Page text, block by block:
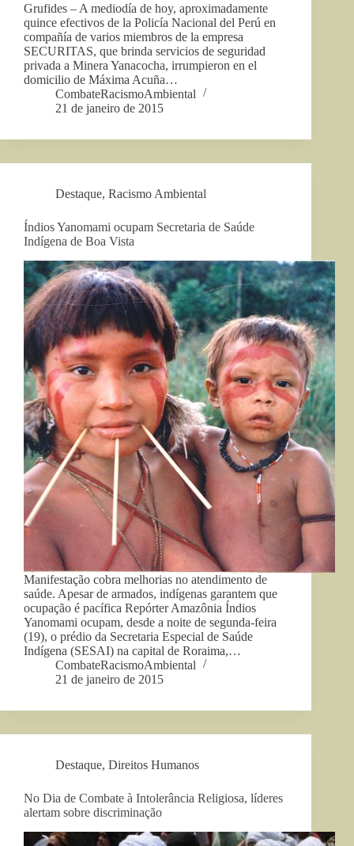
Grufides – A mediodía de hoy, aproximadamente
quince efectivos de la Policía Nacional del Perú en
compañía de varios miembros de la empresa
SECURITAS, que brinda servicios de seguridad
privada a Minera Yanacocha, irrumpieron en el
domicilio de Máxima Acuña…
CombateRacismoAmbiental
21 de janeiro de 2015
Destaque, Racismo Ambiental
Índios Yanomami ocupam Secretaria de Saúde
Indígena de Boa Vista
Manifestação cobra melhorias no atendimento de
saúde. Apesar de armados, indígenas garantem que
ocupação é pacífica Repórter Amazônia Índios
Yanomami ocupam, desde a noite de segunda-feira
(19), o prédio da Secretaria Especial de Saúde
Indígena (SESAI) na capital de Roraima,…
CombateRacismoAmbiental
21 de janeiro de 2015
Destaque, Direitos Humanos
No Dia de Combate à Intolerância Religiosa, líderes
alertam sobre discriminação